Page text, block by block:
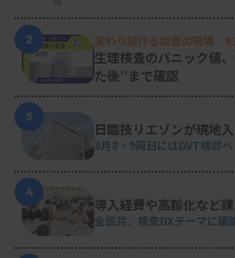
2 変わり続ける検査の現場
生理検査のパニック値
た後”まで確認
3
日臨技リエゾンが現地
8月8・9両日にはDVT検診へ
4
導入経費や高齢化など
全医共、検査DXテーマに議